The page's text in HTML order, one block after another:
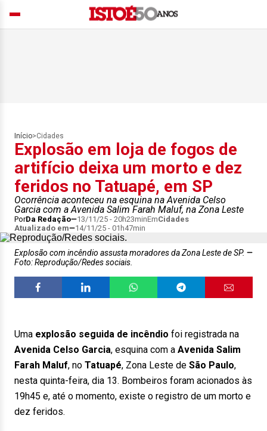
Início>Cidades
Explosão em loja de fogos de
artifício deixa um morto e dez
feridos no Tatuapé, em SP
Ocorrência aconteceu na esquina na Avenida Celso
Garcia com a Avenida Salim Farah Maluf, na Zona Leste
PorDa Redação 13/11/25 - 20h23minEmCidades
Atualizado em
14/11/25 - 01h47min
Explosão com incêndio assusta moradores da Zona Leste de SP.
Foto: Reprodução/Redes sociais.
Uma explosão seguida de incêndio foi registrada na
Avenida Celso Garcia, esquina com a Avenida Salim
Farah Maluf, no Tatuapé, Zona Leste de São Paulo,
nesta quinta-feira, dia 13. Bombeiros foram acionados às
19h45 e, até o momento, existe o registro de um morto e
dez feridos.